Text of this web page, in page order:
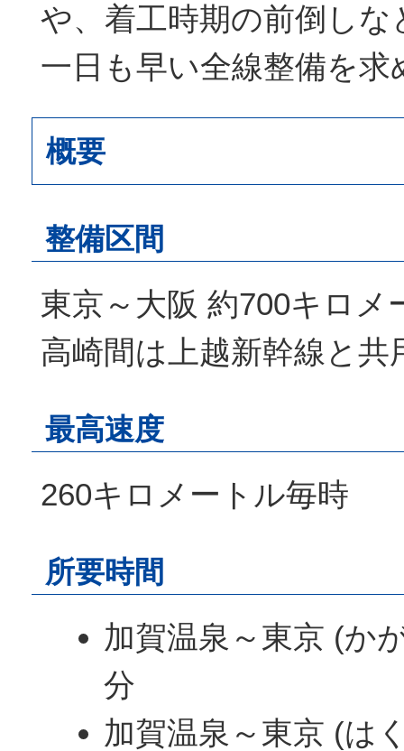
や、着工時期の前倒しな
一日も早い全線整備を
概要
整備区間
東京～大阪 約700キロメ
高崎間は上越新幹線と共
最高速度
260キロメートル毎時
所要時間
加賀温泉～東京 (か
分
加賀温泉～東京 (は